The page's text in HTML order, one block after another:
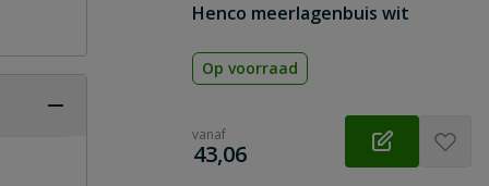
Henco meerlagenbuis wit
Op voorraad
vanaf
€
43,06